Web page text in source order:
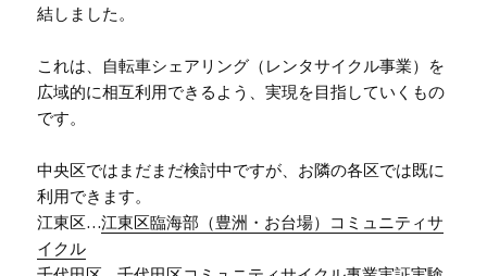
結しました。
これは、自転車シェアリング（レンタサイクル事業）を
広域的に相互利用できるよう、実現を目指していくもの
です。
中央区ではまだまだ検討中ですが、お隣の各区では既に
利用できます。
江東区…江東区臨海部（豊洲・お台場）コミュニティサ
イクル